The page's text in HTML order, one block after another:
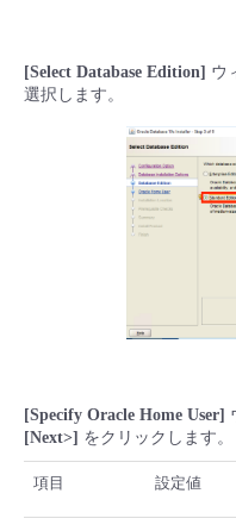
[Select Database Edition] ウ
選択します。
[Specify Oracle Home User]
[Next>] をクリックします。
項目 設定値